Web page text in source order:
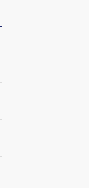
达
不靠规模取胜，华
增长引擎是什么？